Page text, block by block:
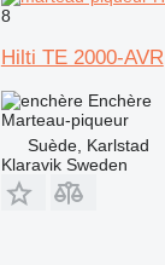
8
Hilti TE 2000-AVR
Enchère
Marteau-piqueur
Suède, Karlstad
Klaravik Sweden